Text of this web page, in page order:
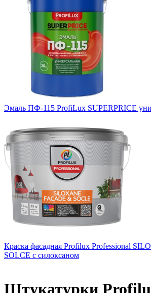
Эмаль ПФ-115 ProfiLux SUPERPRICE
Краска фасадная Profilux Professional
SOLCE c силоксаном
Штукатурки